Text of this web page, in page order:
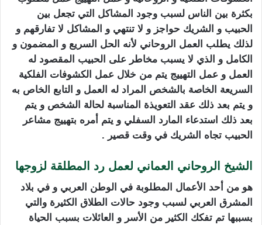
بكثرة بين الناس لسبب وجود المشاكل التي تجعل بين
الحبيب و الشريك حواجز و لا تنتهي و المشاكل لا تفارقهم و
لذلك يطلب العمل الروحاني لأنه الحل السريع و المضمون و
الكامل و الذي لا يسبب مخاطر على الحبيب المقصود له
العمل و عمل التهييج يتم من خلال عمل الكشوفات الفلكية
السريعة الخاصة بالشخص المراد له العمل و التابع الخاص به
و يتم بعد ذلك عقد التعويذة المناسبة لحالة الشخص و يتم
بعد ذلك استدعاء المارد السفلي و يتم أمره بتهييج مشاعر
الحبيب تجاه الشريك في وقت قصير .
الشيخ الروحاني العماني لعمل رد المطلقة لزوجها
هو من أحد الأعمال المطلوبة في الوطن العربي و في بلاد
المشرق العربي لسبب وجود حالات الطلاق الكثيرة والتي
بسببها تم تفكك الكثير من الأسر و العائلات بسبب الحياة